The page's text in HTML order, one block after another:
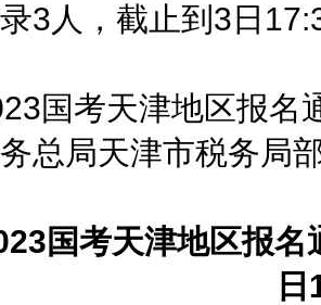
3人，截止到3日
国考天津地区报名
总局天津市税务局
考天津地区报名